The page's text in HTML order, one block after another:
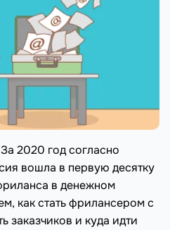
2020 год согласно
вошла в первую десятку
в денежном
как стать фрилансером с
заказчиков и куда идти